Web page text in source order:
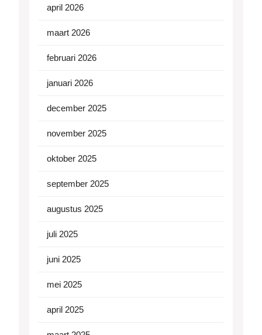
april 2026
maart 2026
februari 2026
januari 2026
december 2025
november 2025
oktober 2025
september 2025
augustus 2025
juli 2025
juni 2025
mei 2025
april 2025